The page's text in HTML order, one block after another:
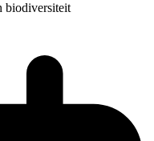
biodiversiteit